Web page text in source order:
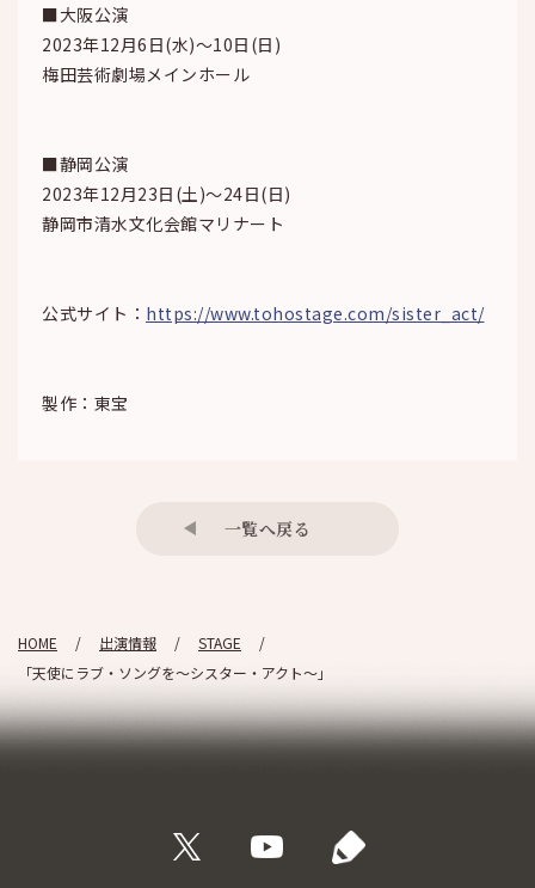
■大阪公演
2023年12月6日(水)～10日(日)
梅田芸術劇場メインホール
■静岡公演
2023年12月23日(土)～24日(日)
静岡市清水文化会館マリナート
公式サイト： https://www.tohostage.com/sister_act/
製作：東宝
一覧へ戻る
HOME 出演情報
STAGE
「天使にラブ・ソングを～シスター・アクト～」